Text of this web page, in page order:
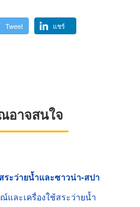
Tweet แชร์
อาจสนใจ
ะว่ายน้ำและซาวน่า-สปา
และเครื่องใช้สระว่ายน้ำ